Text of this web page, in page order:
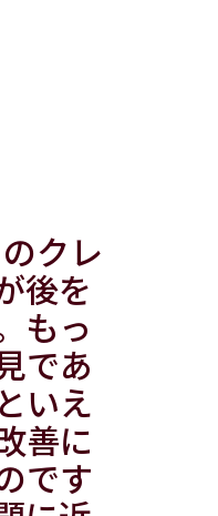
クレ
後を
もっ
であ
いえ
善に
です